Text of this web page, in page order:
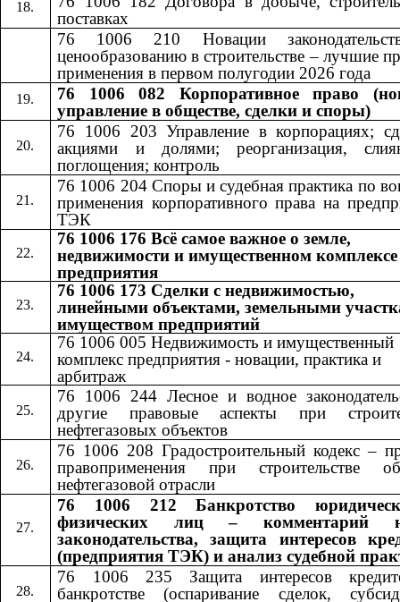
поставках
76 1006 210 Новации
ценообразованию в строительстве – лучшие
применения в первом полугодии 2026 года
76 1006 082 Корпоративное право
управление в обществе, сделки и споры)
76 1006 203 Управление в корпорациях;
акциями и долями; реорганизация,
поглощения; контроль
76 1006 204 Споры и судебная практика по
применения корпоративного права на
ТЭК
76 1006 176 Всё самое важное о земле,
недвижимости и имущественном комплексе
предприятия
76 1006 173 Сделки с недвижимостью,
линейными объектами, земельными
имуществом предприятий
76 1006 005 Недвижимость и имущественный
комплекс предприятия - новации, практика и
арбитраж
76 1006 244 Лесное и водное
другие правовые аспекты при
нефтегазовых объектов
76 1006 208 Градостроительный кодекс –
правоприменения при строительстве
нефтегазовой отрасли
76 1006 212 Банкротство
физических лиц – комментарий
законодательства, защита интересов
(предприятия ТЭК) и анализ судебной
76 1006 235 Защита интересов
банкротстве (оспаривание сделок,